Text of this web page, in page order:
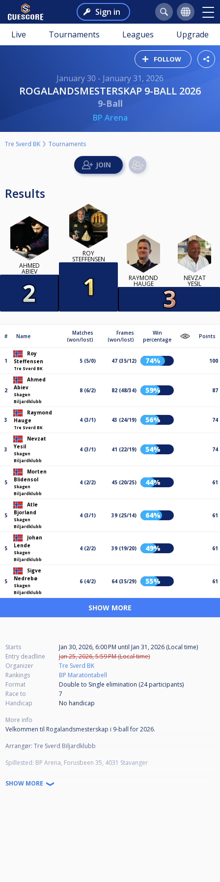
Sign in
Live Tournaments Leagues Upgrade
FOLLOW
January 30 - January 31, 2026
ROGALANDSMESTERSKAP 9-BALL 2026
9-Ball
BP Arena
Tre Sverd BK Tournaments
Results
AHMED
ABIEV
ROY
STEFFENSEN
RAYMOND
HAUGE
NEVZAT
YESIL
# Name
Matches
(won/lost)
Frames
(won/lost)
Win
percentage
Points
1
Roy
Steffensen
Tre Sverd BK
5 (5/0) 47 (35/12) 74% 100
2
Ahmed
Abiev
Skagen
Biljardklubb
8 (6/2) 82 (48/34) 59% 87
3
Raymond
Hauge
Tre Sverd BK
4 (3/1) 43 (24/19) 56% 74
3
Nevzat
Yesil
Skagen
Biljardklubb
4 (3/1) 41 (22/19) 54% 74
5
Morten
Blidensol
Skagen
Biljardklubb
4 (2/2) 45 (20/25) 44% 61
5
Atle
Bjorland
Skagen
Biljardklubb
4 (3/1) 39 (25/14) 64% 61
5
Johan
Lende
Skagen
Biljardklubb
4 (2/2) 39 (19/20) 49% 61
5
Sigve
Nedrebø
Skagen
Biljardklubb
6 (4/2) 64 (35/29) 55% 61
SHOW MORE
Starts Jan 30, 2026, 6:00 PM until Jan 31, 2026 (Local time)
Entry deadline
Jan 25, 2026, 5:59 PM (Local time)
Organizer
Tre Sverd BK
Rankings
BP Maratontabell
Format
Double to Single elimination (24participants)
Race to
7
Handicap
No handicap
More info
Velkommen til Rogalandsmesterskap i 9-ball for 2026.
Arrangør: Tre Sverd Biljardklubb
Spillested: BP Arena, Forusbeen 35, 4031 Stavanger
Det er søkt om sanksjonering av Norges Bijlardforbund, hvilket betyr at
man må ha lisens for sesongen 2025/2026 og være medlem av en klubb.
SHOW MORE